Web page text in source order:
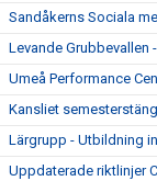
Sandåkerns Sociala
Levande Grubbevallen
Umeå Performance
Kansliet
Lärgrupp - Utbildning
Uppdaterade riktlinjer